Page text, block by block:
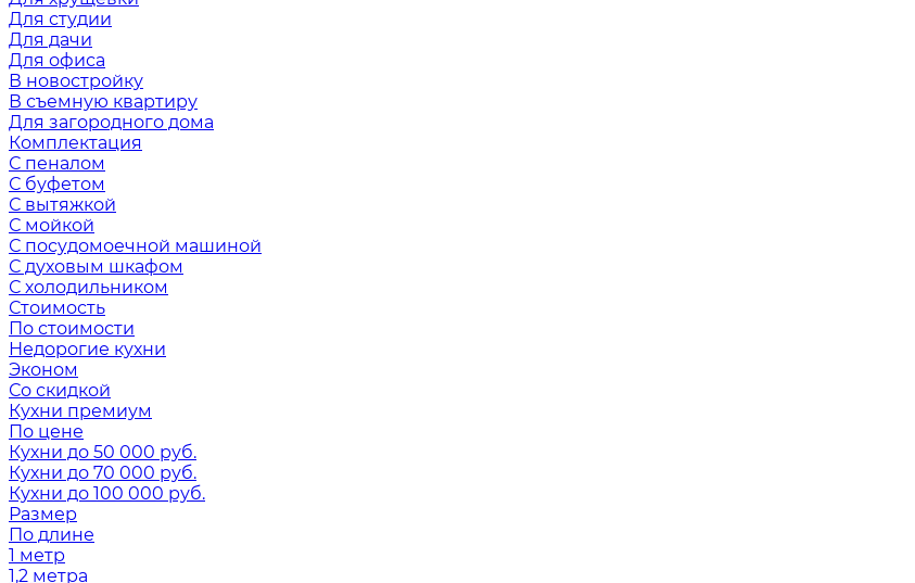
Для студии
Для дачи
Для офиса
В новостройку
В съемную квартиру
Для загородного дома
Комплектация
С пеналом
С буфетом
С вытяжкой
С мойкой
С посудомоечной машиной
С духовым шкафом
С холодильником
Стоимость
По стоимости
Недорогие кухни
Эконом
Со скидкой
Кухни премиум
По цене
Кухни до 50 000 руб.
Кухни до 70 000 руб.
Кухни до 100 000 руб.
Размер
По длине
1 метр
1,2 метра